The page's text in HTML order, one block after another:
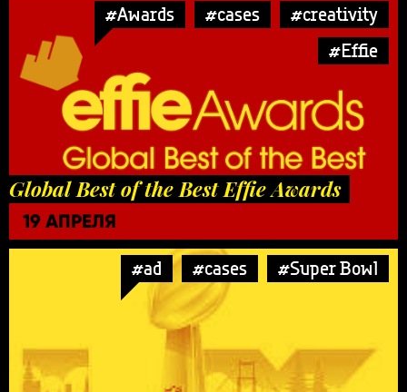
#Awards #cases
#creativity
#Effie
Global Best of the Best Effie Awards
19 АПРЕЛЯ
#ad #cases #Super Bowl